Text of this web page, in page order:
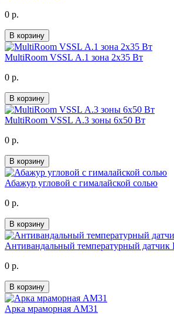
0 р.
В корзину
MultiRoom VSSL А.1 зона 2х35 Вт
0 р.
В корзину
MultiRoom VSSL А.3 зоны 6х50 Вт
0 р.
В корзину
Абажур угловой с гималайской солью
0 р.
В корзину
Антивандальный температурный датчик
0 р.
В корзину
Арка мраморная АМ31